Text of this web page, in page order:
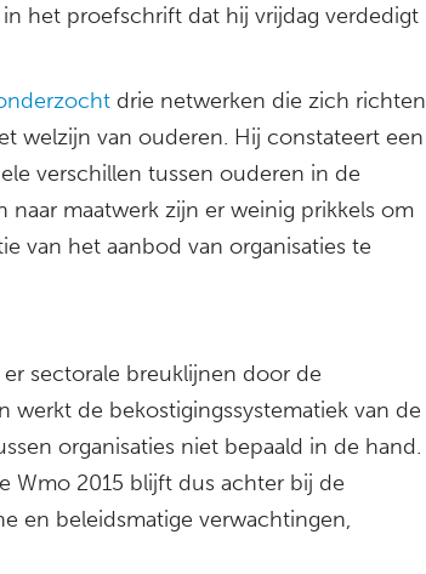
het proefschrift dat hij vrijdag verdedigt
drie netwerken die zich richten
welzijn van ouderen. Hij constateert een
verschillen tussen ouderen in de
naar maatwerk zijn er weinig prikkels om
van het aanbod van organisaties te
sectorale breuklijnen door de
werkt de bekostigingssystematiek van de
organisaties niet bepaald in de hand.
Wmo 2015 blijft dus achter bij de
en beleidsmatige verwachtingen,